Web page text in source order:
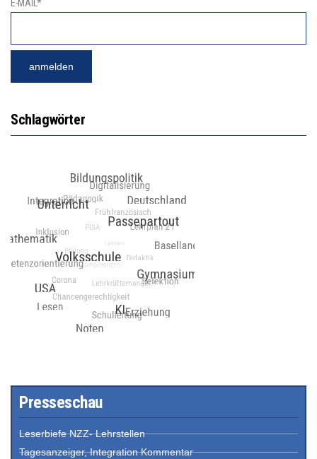
E-MAIL*
Schlagwörter
Presseschau
Leserbiefe NZZ- Lehrstellen
Tagesanzeiger, Integration Kommentar